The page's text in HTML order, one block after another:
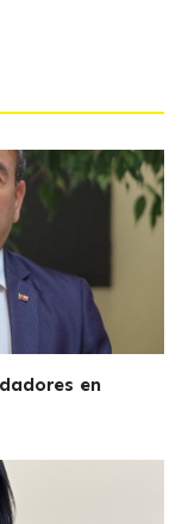
en